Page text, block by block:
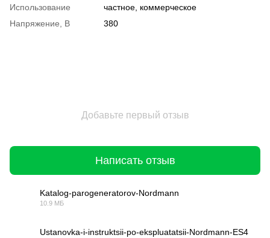
Использование
частное, коммерческое
Напряжение, В
380
Добавьте первый отзыв
Написать отзыв
Katalog-parogeneratorov-Nordmann
10.9 МБ
Ustanovka-i-instruktsii-po-ekspluatatsii-Nordmann-ES4